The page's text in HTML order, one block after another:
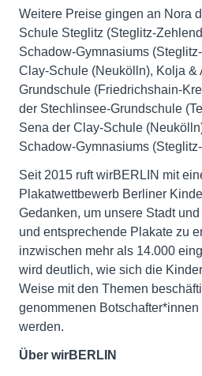
Weitere Preise gingen an Nora
Schule Steglitz (Steglitz-
Schadow-Gymnasiums
Clay-Schule (Neukölln), Kolja &
Grundschule (Friedrichshain-
der Stechlinsee-Grundschule
Sena der Clay-Schule
Schadow-Gymnasiums
Seit 2015 ruft wirBERLIN mit
Plakatwettbewerb Berliner
Gedanken, um unsere Stadt
und entsprechende Plakate zu
inzwischen mehr als 14.000
wird deutlich, wie sich die
Weise mit den Themen
genommenen
werden.
Über wirBERLIN